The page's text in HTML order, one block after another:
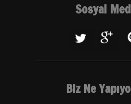
Sosyal
Biz Ne